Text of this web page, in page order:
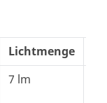
Lichtmenge
7 lm